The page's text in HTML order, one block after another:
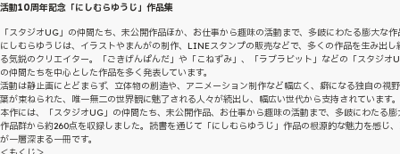
活動10周年記念「にしむらゆうじ」作品集
「スタジオUG」の仲間たち、未公開作品ほか、お仕事から趣味の活動まで、多岐にわたる膨大な作
にしむらゆうじは、イラストやまんがの制作、LINEスタンプの販売などで、多くの作品を生み出し
る気鋭のクリエイター。「ごきげんぱんだ」や「こねずみ」、「ラブラビット」などの「スタジオ
の仲間たちを中心とした作品を多く発表しています。
活動は静止画にとどまらず、立体物の創造や、アニメーション制作など幅広く、癖になる独自の視
葉が束ねられた、唯一無二の世界観に魅了される人々が続出し、幅広い世代から支持されています。
本作には、「スタジオUG」の仲間たち、未公開作品、お仕事から趣味の活動まで、多岐にわたる膨
作品群から約260点を収録しました。読書を通じて「にしむらゆうじ」作品の根源的な魅力を感じ
が一層深まる一冊です。